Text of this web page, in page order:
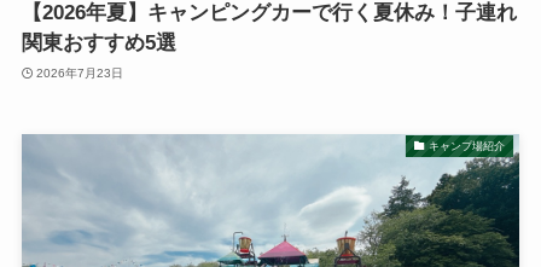
【2026年夏】キャンピングカーで行く夏休み！子連れ
関東おすすめ5選
2026年7月23日
キャンプ場紹介